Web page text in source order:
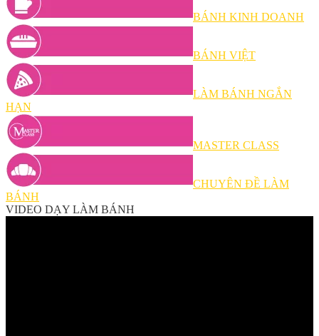
BÁNH KINH DOANH
BÁNH VIỆT
LÀM BÁNH NGẮN
HẠN
MASTER CLASS
CHUYÊN ĐỀ LÀM
BÁNH
VIDEO DẠY LÀM BÁNH